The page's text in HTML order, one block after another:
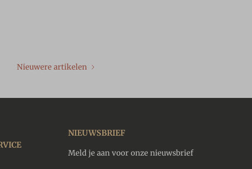
Nieuwere artikelen
NIEUWSBRIEF
Meld je aan voor onze nieuwsbrief